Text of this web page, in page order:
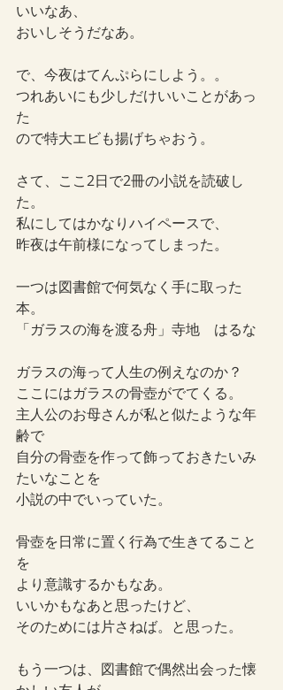
いいなあ、
おいしそうだなあ。
で、今夜はてんぷらにしよう。。
つれあいにも少しだけいいことがあっ
た
ので特大エビも揚げちゃおう。
さて、ここ2日で2冊の小説を読破し
た。
私にしてはかなりハイペースで、
昨夜は午前様になってしまった。
一つは図書館で何気なく手に取った
本。
「ガラスの海を渡る舟」寺地　はるな
ガラスの海って人生の例えなのか？
ここにはガラスの骨壺がでてくる。
主人公のお母さんが私と似たような年
齢で
自分の骨壺を作って飾っておきたいみ
たいなことを
小説の中でいっていた。
骨壺を日常に置く行為で生きてること
を
より意識するかもなあ。
いいかもなあと思ったけど、
そのためには片さねば。と思った。
もう一つは、図書館で偶然出会った懐